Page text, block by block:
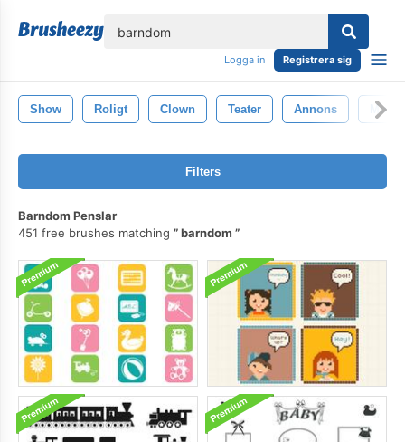
Logga in Registrera sig
Show Roligt Clown Teater Annons Musik
Filters
Barndom Penslar
451 free brushes matching
barndom